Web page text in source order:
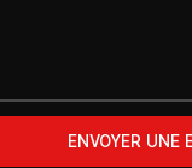
ENVOYER